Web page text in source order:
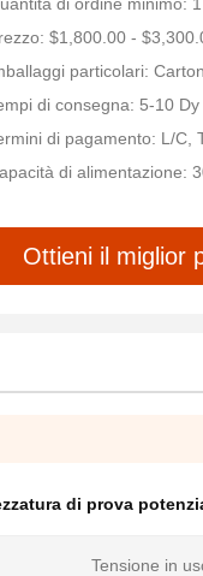
$1,800.00 -
particolari:
di consegna: 5-10 Dy
di pagamento: L/C,
di alimentazione:
Ottieni il miglior
di prova
Tensione in